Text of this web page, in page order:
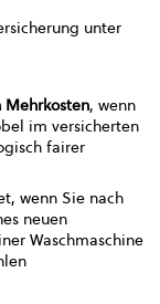
unter
Mehrkosten, wenn
im versicherten
fairer
wenn Sie nach
neuen
Waschmaschine